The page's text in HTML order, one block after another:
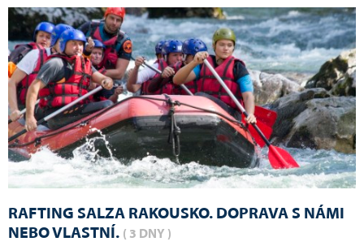
RAFTING SALZA RAKOUSKO. DOPRAVA S NÁMI
NEBO VLASTNÍ. ( 3 DNY )